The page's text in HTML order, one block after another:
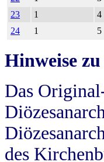
23
1 4
24
1 5
Hinweise
Das
des